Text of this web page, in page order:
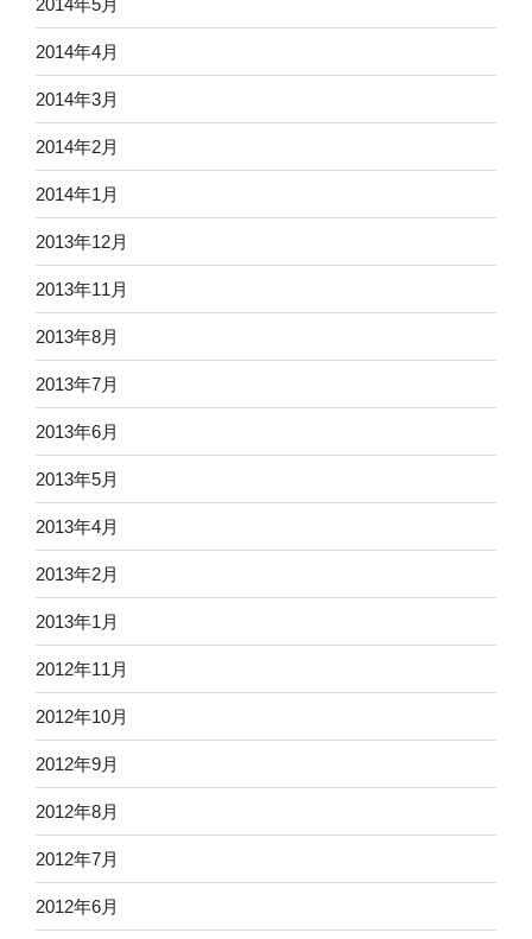
2014年4月
2014年3月
2014年2月
2014年1月
2013年12月
2013年11月
2013年8月
2013年7月
2013年6月
2013年5月
2013年4月
2013年2月
2013年1月
2012年11月
2012年10月
2012年9月
2012年8月
2012年7月
2012年6月